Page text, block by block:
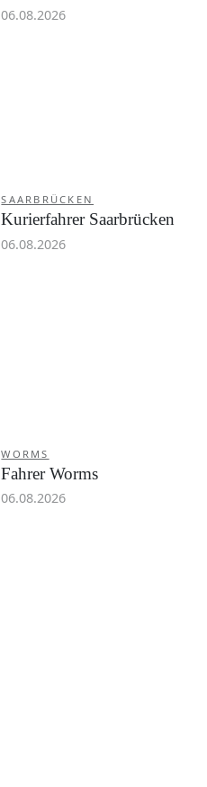
06.08.2026
SAARBRÜCKEN
Kurierfahrer Saarbrücken
06.08.2026
WORMS
Fahrer Worms
06.08.2026